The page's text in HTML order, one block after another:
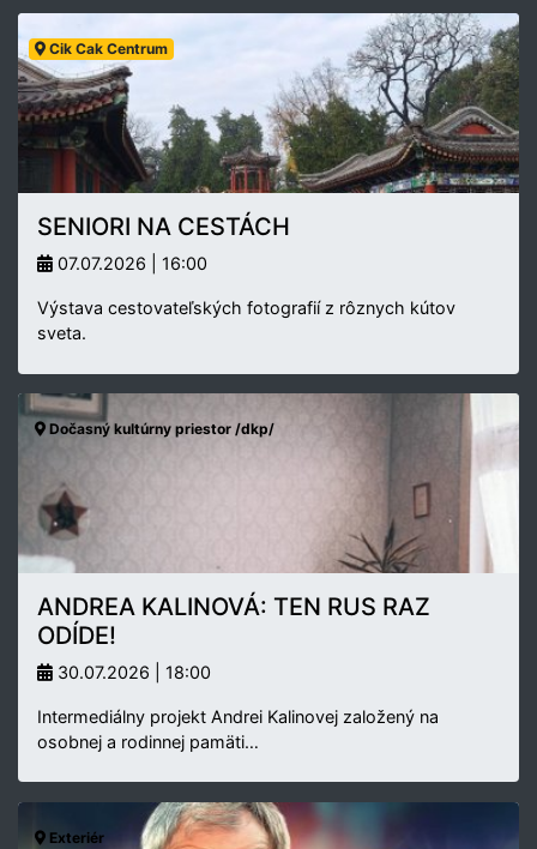
Cik Cak Centrum
SENIORI NA CESTÁCH
07.07.2026 | 16:00
Výstava cestovateľských fotografií z rôznych kútov
sveta.
Dočasný kultúrny priestor /dkp/
ANDREA KALINOVÁ: TEN RUS RAZ
ODÍDE!
30.07.2026 | 18:00
Intermediálny projekt Andrei Kalinovej založený na
osobnej a rodinnej pamäti…
Exteriér